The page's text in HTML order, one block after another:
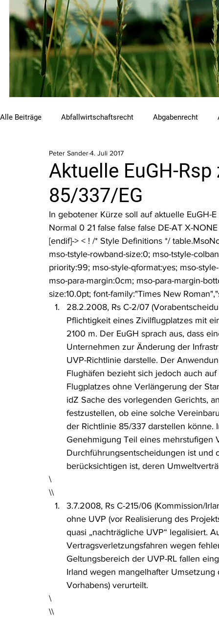
Alle Beiträge Abfallwirtschaftsrecht Abgabenrecht
Beihilfen und Förderungen
Luftreinhalterecht Naturschutzrecht
Verfahrensrecht Vergaberecht Verkehr- und
RDU Umwelt-Ausgabe Erdgas
Aktuelle EuGH-Rsp
85/337/EG
Peter Sander4. Juli 2017
In gebotener Kürze soll auf aktuelle EuGH-
Normal 0 21 false false false DE-AT X-
[endif]-> < ! /* Style Definitions */
mso-tstyle-rowband-size:0; mso-tstyle-
priority:99; mso-style-qformat:yes; mso-
mso-para-margin:0cm; mso-para-margin-
size:10.0pt; font-family:"Times New
28.2.2008, Rs C-2/07
Pflichtigkeit eines Zivilflugplatzes mit
2100 m. Der EuGH sprach aus, dass
Unternehmen zur Änderung der
UVP-Richtlinie darstelle. Der
Flughäfen bezieht sich jedoch auch
Flugplatzes ohne Verlängerung der
idZ Sache des vorlegenden Gerichts,
festzustellen, ob eine solche
der Richtlinie 85/337 darstellen
Genehmigung Teil eines
Durchführungsentscheidungen ist
berücksichtigen ist, deren
\
\\
3.7.2008, Rs C-215/06 (Kommission/
ohne UVP (vor Realisierung des
quasi „nachträgliche UVP“ legalisiert.
Vertragsverletzungsfahren wegen
Geltungsbereich der UVP-RL fallen
Irland wegen mangelhafter
Vorhabens) verurteilt.
\
\\